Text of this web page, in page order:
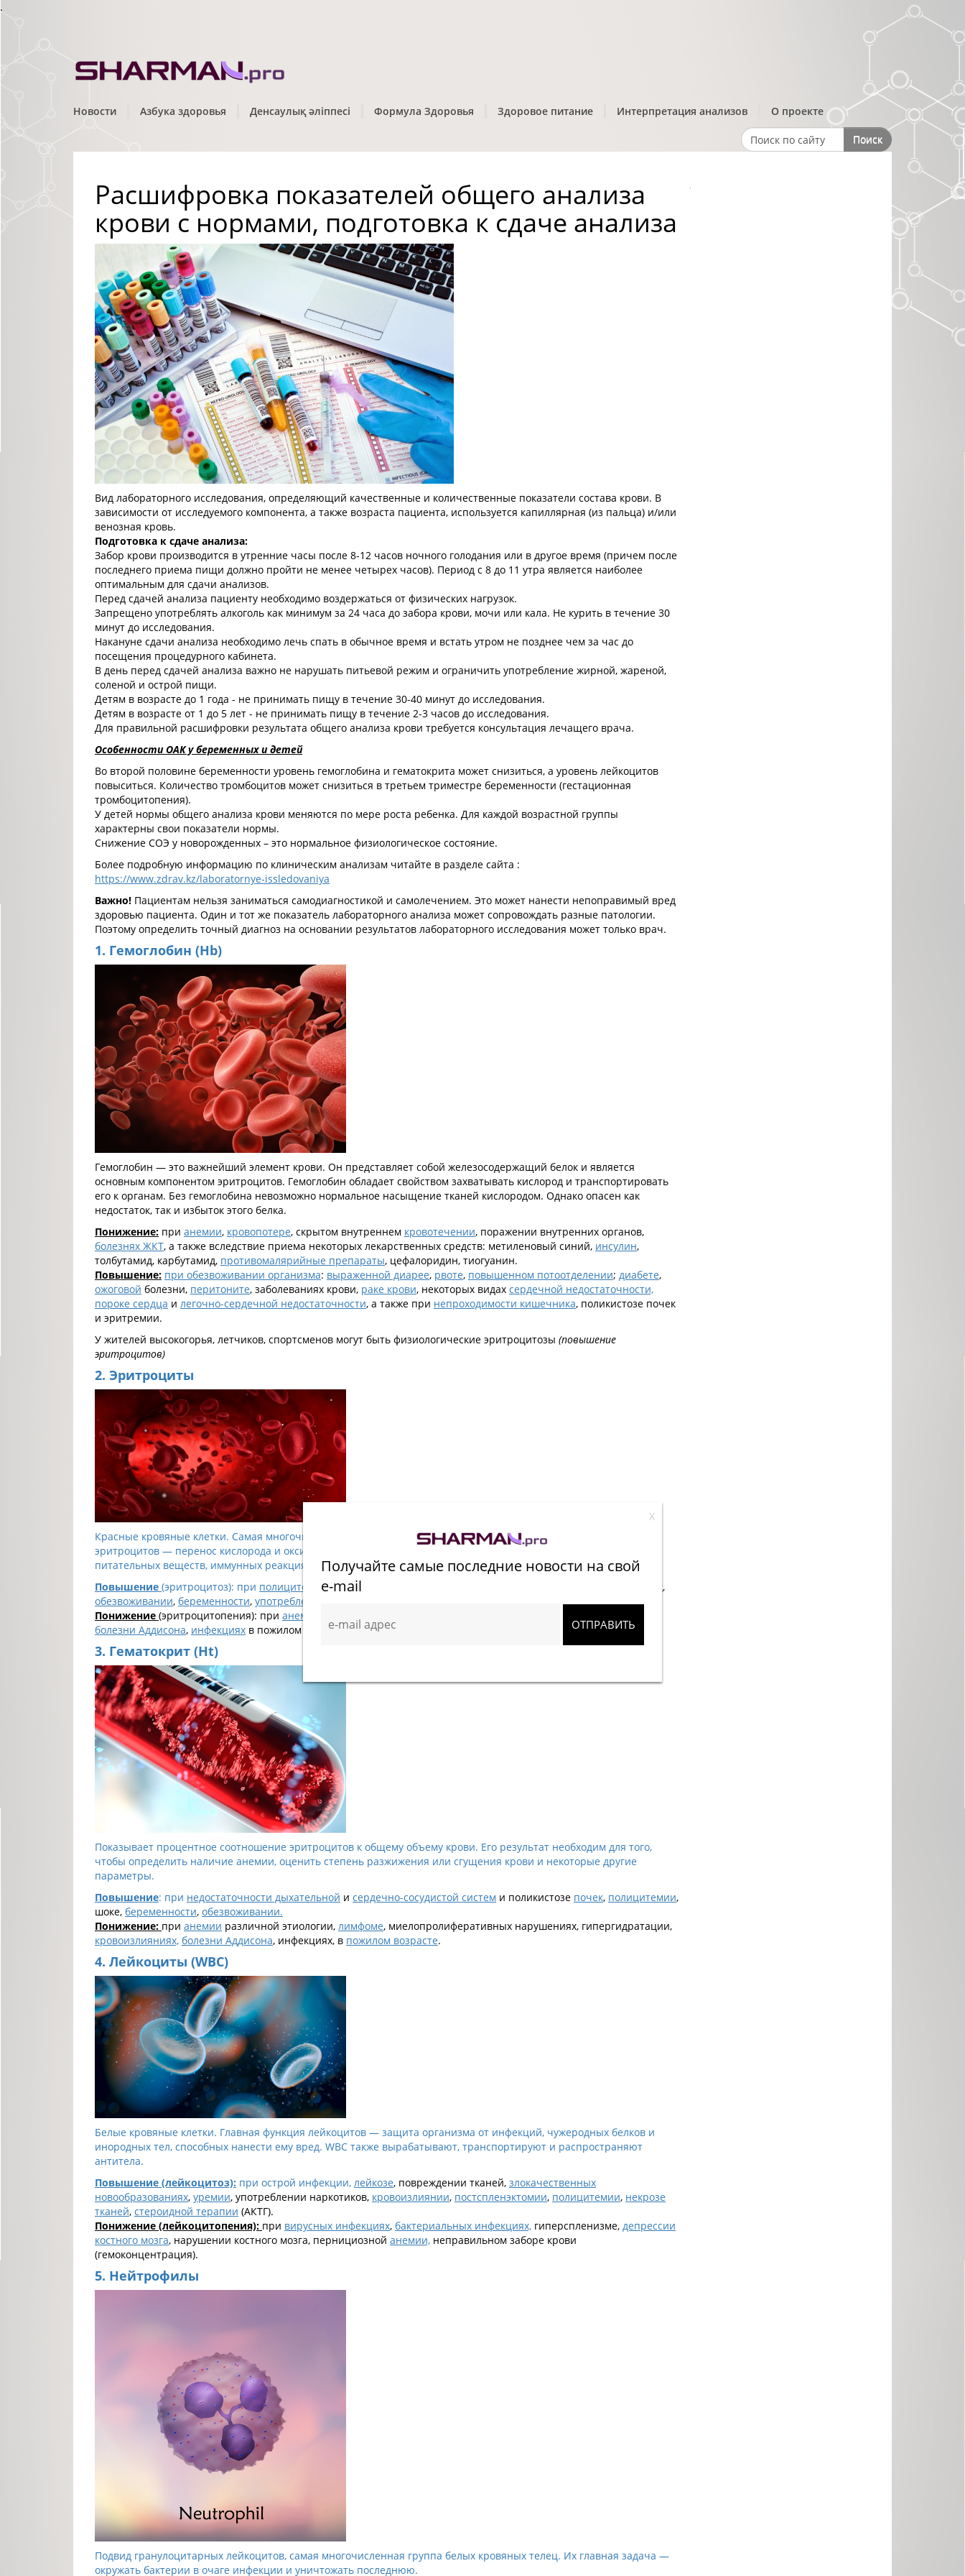
.
X
Получайте самые последние новости на свой
e-mail
Новости Азбука здоровья Денсаулық әліппесі Формула Здоровья Здоровое питание Интерпретация анализов О проекте
Search formПоиск
Расшифровка показателей общего анализа
крови с нормами, подготовка к сдаче анализа
Вид лабораторного исследования, определяющий качественные и количественные показатели состава крови. В
зависимости от исследуемого компонента, а также возраста пациента, используется капиллярная (из пальца) и/или
венозная кровь.
Подготовка к сдаче анализа:
Забор крови производится в утренние часы после 8-12 часов ночного голодания или в другое время (причем после
последнего приема пищи должно пройти не менее четырех часов). Период с 8 до 11 утра является наиболее
оптимальным для сдачи анализов.
Перед сдачей анализа пациенту необходимо воздержаться от физических нагрузок.
Запрещено употреблять алкоголь как минимум за 24 часа до забора крови, мочи или кала. Не курить в течение 30
минут до исследования.
Накануне сдачи анализа необходимо лечь спать в обычное время и встать утром не позднее чем за час до
посещения процедурного кабинета.
В день перед сдачей анализа важно не нарушать питьевой режим и ограничить употребление жирной, жареной,
соленой и острой пищи.
Детям в возрасте до 1 года - не принимать пищу в течение 30-40 минут до исследования.
Детям в возрасте от 1 до 5 лет - не принимать пищу в течение 2-3 часов до исследования.
Для правильной расшифровки результата общего анализа крови требуется консультация лечащего врача.
Особенности ОАК у беременных и детей
Во второй половине беременности уровень гемоглобина и гематокрита может снизиться, а уровень лейкоцитов
повыситься. Количество тромбоцитов может снизиться в третьем триместре беременности (гестационная
тромбоцитопения).
У детей нормы общего анализа крови меняются по мере роста ребенка. Для каждой возрастной группы
характерны свои показатели нормы.
Снижение СОЭ у новорожденных – это нормальное физиологическое состояние.
Более подробную информацию по клиническим анализам читайте в разделе сайта :
https://www.zdrav.kz/laboratornye-issledovaniya
Важно! Пациентам нельзя заниматься самодиагностикой и самолечением. Это может нанести непоправимый вред
здоровью пациента. Один и тот же показатель лабораторного анализа может сопровождать разные патологии.
Поэтому определить точный диагноз на основании результатов лабораторного исследования может только врач.
1. Гемоглобин (Hb)
Гемоглобин — это важнейший элемент крови. Он представляет собой железосодержащий белок и является
основным компонентом эритроцитов. Гемоглобин обладает свойством захватывать кислород и транспортировать
его к органам. Без гемоглобина невозможно нормальное насыщение тканей кислородом. Однако опасен как
недостаток, так и избыток этого белка.
Понижение: при анемии, кровопотере, скрытом внутреннем кровотечении, поражении внутренних органов,
болезнях ЖКТ, а также вследствие приема некоторых лекарственных средств: метиленовый синий, инсулин,
толбутамид, карбутамид, противомалярийные препараты, цефалоридин, тиогуанин.
Повышение: при обезвоживании организма: выраженной диарее, рвоте, повышенном потоотделении; диабете,
ожоговой болезни, перитоните, заболеваниях крови, раке крови, некоторых видах сердечной недостаточности,
пороке сердца и легочно-сердечной недостаточности, а также при непроходимости кишечника, поликистозе почек
и эритремии.
У жителей высокогорья, летчиков, спортсменов могут быть физиологические эритроцитозы (повышение
эритроцитов)
2. Эритроциты
Красные кровяные клетки. Самая многочисленная разновидность клеток крови человека. Главная функция
эритроцитов — перенос кислорода и оксида углерода. Красные кровяные тельца участвуют в транспортировке
питательных веществ, иммунных реакциях и помогают поддерживать кислотно-щелочное равновесие.
Повышение (эритроцитоз): при полицитемии,заболеваниях почек сердечно-сосудистых заболеваниях,
обезвоживании, беременности, употреблении некоторых лекарств
Понижение (эритроцитопения): при анемии
болезни Аддисона, инфекциях в пожилом возрасте.
3. Гематокрит (Ht)
Показывает процентное соотношение эритроцитов к общему объему крови. Его результат необходим для того,
чтобы определить наличие анемии, оценить степень разжижения или сгущения крови и некоторые другие
параметры.
Повышение: при недостаточности дыхательной и сердечно-сосудистой систем и поликистозе почек, полицитемии,
шоке, беременности, обезвоживании.
Понижение: при анемии различной этиологии, лимфоме, миелопролиферативных нарушениях, гипергидратации,
кровоизлияниях, болезни Аддисона, инфекциях, в пожилом возрасте.
4. Лейкоциты (WBC)
Белые кровяные клетки. Главная функция лейкоцитов — защита организма от инфекций, чужеродных белков и
инородных тел, способных нанести ему вред. WBC также вырабатывают, транспортируют и распространяют
антитела.
Повышение (лейкоцитоз): при острой инфекции, лейкозе, повреждении тканей, злокачественных
новообразованиях, уремии, употреблении наркотиков, кровоизлиянии, постспленэктомии, полицитемии, некрозе
тканей, стероидной терапии (АКТГ).
Понижение (лейкоцитопения): при вирусных инфекциях, бактериальных инфекциях, гиперспленизме, депрессии
костного мозга, нарушении костного мозга, пернициозной анемии, неправильном заборе крови
(гемоконцентрация).
5. Нейтрофилы
Подвид гранулоцитарных лейкоцитов, самая многочисленная группа белых кровяных телец. Их главная задача —
окружать бактерии в очаге инфекции и уничтожать последнюю.